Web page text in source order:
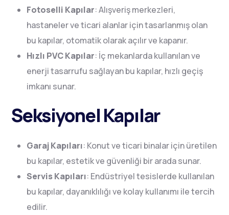
Fotoselli Kapılar: Alışveriş merkezleri,
hastaneler ve ticari alanlar için tasarlanmış olan
bu kapılar, otomatik olarak açılır ve kapanır.
Hızlı PVC Kapılar: İç mekanlarda kullanılan ve
enerji tasarrufu sağlayan bu kapılar, hızlı geçiş
imkanı sunar.
Seksiyonel Kapılar
Garaj Kapıları: Konut ve ticari binalar için üretilen
bu kapılar, estetik ve güvenliği bir arada sunar.
Servis Kapıları: Endüstriyel tesislerde kullanılan
bu kapılar, dayanıklılığı ve kolay kullanımı ile tercih
edilir.